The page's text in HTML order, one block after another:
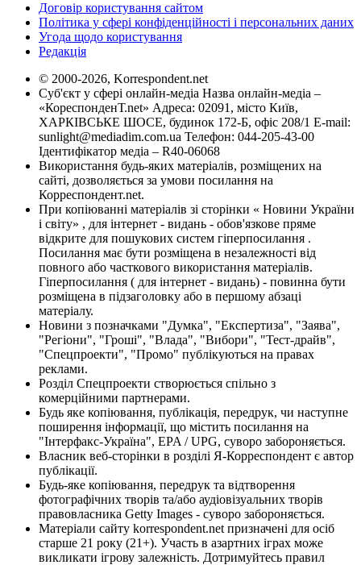
Договір користування сайтом
Політика у сфері конфіденційності і персональних даних
Угода щодо користування
Редакція
© 2000-2026, Korrespondent.net
Суб'єкт у сфері онлайн-медіа Назва онлайн-медіа –
«КореспонденТ.net» Адреса: 02091, місто Київ,
ХАРКІВСЬКЕ ШОСЕ, будинок 172-Б, офіс 208/1 E-mail:
sunlight@mediadim.com.ua Телефон: 044-205-43-00
Ідентифікатор медіа – R40-06068
Використання будь-яких матеріалів, розміщених на
сайті, дозволяється за умови посилання на
Корреспондент.net.
При копіюванні матеріалів зі сторінки « Новини України
і світу» , для інтернет - видань - обов'язкове пряме
відкрите для пошукових систем гіперпосилання .
Посилання має бути розміщена в незалежності від
повного або часткового використання матеріалів.
Гіперпосилання ( для інтернет - видань) - повинна бути
розміщена в підзаголовку або в першому абзаці
матеріалу.
Новини з позначками "Думка", "Експертиза", "Заява",
"Регіони", "Гроші", "Влада", "Вибори", "Тест-драйв",
"Спецпроекти", "Промо" публікуються на правах
реклами.
Розділ Спецпроекти створюється спільно з
комерційними партнерами.
Будь яке копіювання, публікація, передрук, чи наступне
поширення інформації, що містить посилання на
"Інтерфакс-Україна", EPA / UPG, суворо забороняється.
Власник веб-сторінки в розділі Я-Корреспондент є автор
публікації.
Будь-яке копіювання, передрук та відтворення
фотографічних творів та/або аудіовізуальних творів
правовласника Getty Images - суворо забороняється.
Матеріали сайту korrespondent.net призначені для осіб
старше 21 року (21+). Участь в азартних іграх може
викликати ігрову залежність. Дотримуйтесь правил